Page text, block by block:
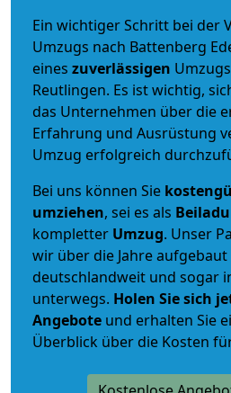
Ein wichtiger Schritt bei der
Umzugs nach Battenberg
eines zuverlässigen
Reutlingen. Es ist wichtig,
das Unternehmen über die
Erfahrung und Ausrüstung
Umzug erfolgreich
Bei uns können Sie
umziehen, sei es als
kompletter Umzug. Unser
wir über die Jahre
deutschlandweit und sogar
unterwegs. Holen Sie sich
Angebote und erhalten Sie
Überblick über die Kosten